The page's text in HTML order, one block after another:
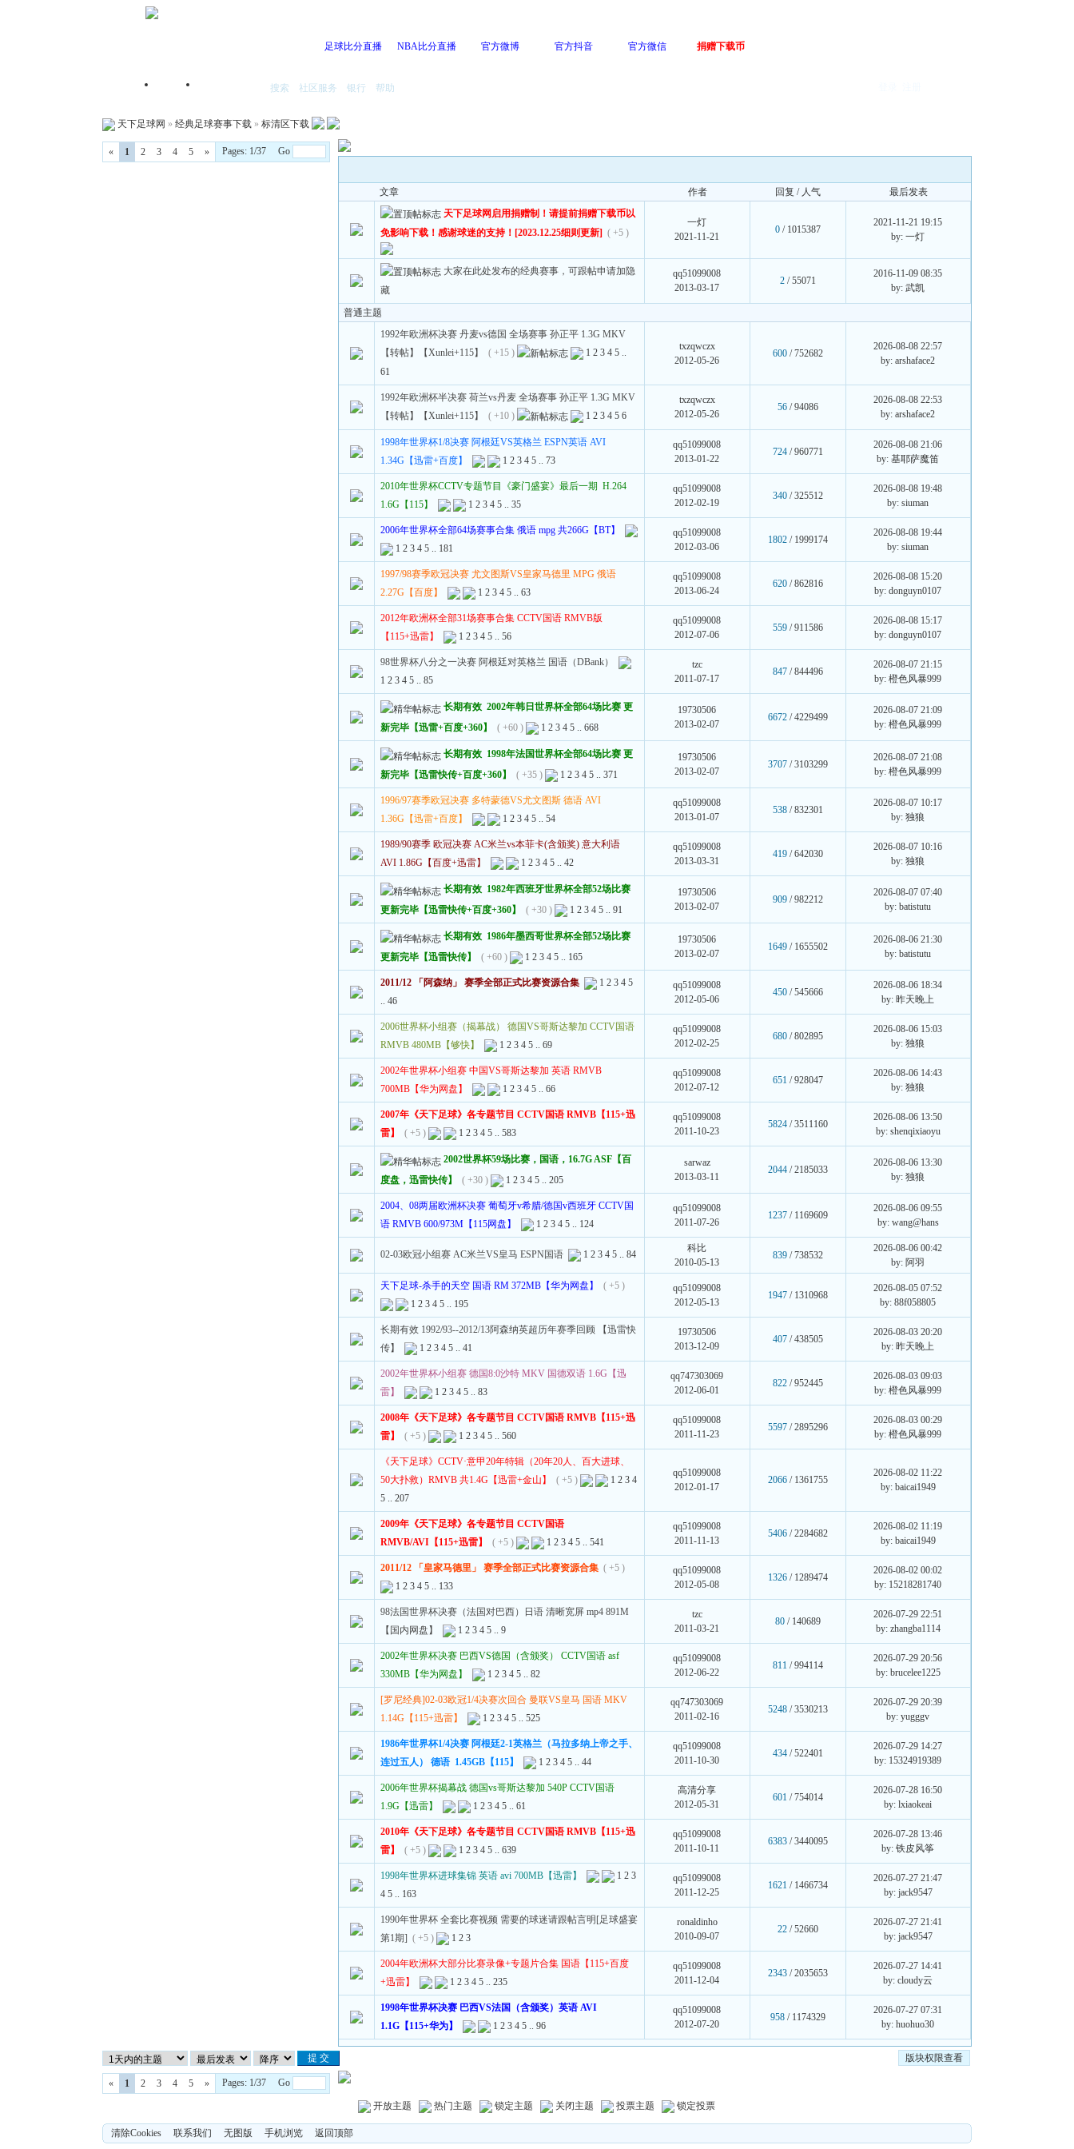
足球比分直播 NBA比分直播 官方微博 官方抖音 官方微信 捐赠下载币
首页 搜索 社区服务 银行 帮助
天下足球网 » 经典足球赛事下载 » 标清区下载
« 1 2 3 4 5 » Pages: 1/37 Go
文章 作者 回复 / 人气
最后发表
天下足球网启用捐赠制！请提前捐赠下载币以
免影响下载！感谢球迷的支持！[2023.12.25细则更新] ( +5 )
一灯
2021-11-21
0/ 1015387
2021-11-21 19:15
by: 一灯
大家在此处发布的经典赛事，可跟帖申请加隐
藏
qq51099008
2013-03-17
2/ 55071
2016-11-09 08:35
by: 武凯
普通主题
1992年欧洲杯决赛 丹麦vs德国 全场赛事 孙正平 1.3G MKV
【转帖】【Xunlei+115】
( +15 ) 1 2 3 4 5..
61
txzqwczx
2012-05-26
600/ 752682
2026-08-08 22:57
by: arshaface2
1992年欧洲杯半决赛 荷兰vs丹麦 全场赛事 孙正平 1.3G MKV
【转帖】【Xunlei+115】
( +10 ) 1 2 3 4 5 6
txzqwczx
2012-05-26
56/ 94086
2026-08-08 22:53
by: arshaface2
1998年世界杯1/8决赛 阿根廷VS英格兰 ESPN英语 AVI
1.34G【迅雷+百度】
1 2 3 4 5.. 73
qq51099008
2013-01-22
724/ 960771
2026-08-08 21:06
by: 基耶萨魔笛
2010年世界杯CCTV专题节目《豪门盛宴》最后一期 H.264
1.6G【115】
1 2 3 4 5.. 35
qq51099008
2012-02-19
340/ 325512
2026-08-08 19:48
by: siuman
2006年世界杯全部64场赛事合集 俄语 mpg 共266G【BT】
1 2 3 4 5.. 181
qq51099008
2012-03-06
1802/ 1999174
2026-08-08 19:44
by: siuman
1997/98赛季欧冠决赛 尤文图斯VS皇家马德里 MPG 俄语
2.27G【百度】
1 2 3 4 5.. 63
qq51099008
2013-06-24
620/ 862816
2026-08-08 15:20
by: donguyn0107
2012年欧洲杯全部31场赛事合集 CCTV国语 RMVB版
【115+迅雷】
1 2 3 4 5.. 56
qq51099008
2012-07-06
559/ 911586
2026-08-08 15:17
by: donguyn0107
98世界杯八分之一决赛 阿根廷对英格兰 国语（DBank）
1 2 3 4 5.. 85
tzc
2011-07-17
847/ 844496
2026-08-07 21:15
by: 橙色风暴999
长期有效 2002年韩日世界杯全部64场比赛 更
新完毕【迅雷+百度+360】
( +60 ) 1 2 3 4 5.. 668
19730506
2013-02-07
6672/ 4229499
2026-08-07 21:09
by: 橙色风暴999
长期有效 1998年法国世界杯全部64场比赛 更
新完毕【迅雷快传+百度+360】
( +35 ) 1 2 3 4 5.. 371
19730506
2013-02-07
3707/ 3103299
2026-08-07 21:08
by: 橙色风暴999
1996/97赛季欧冠决赛 多特蒙德VS尤文图斯 德语 AVI
1.36G【迅雷+百度】
1 2 3 4 5.. 54
qq51099008
2013-01-07
538/ 832301
2026-08-07 10:17
by: 独狼
1989/90赛季 欧冠决赛 AC米兰vs本菲卡(含颁奖) 意大利语
AVI 1.86G【百度+迅雷】
1 2 3 4 5.. 42
qq51099008
2013-03-31
419/ 642030
2026-08-07 10:16
by: 独狼
长期有效 1982年西班牙世界杯全部52场比赛
更新完毕【迅雷快传+百度+360】
( +30 ) 1 2 3 4 5.. 91
19730506
2013-02-07
909/ 982212
2026-08-07 07:40
by: batistutu
长期有效 1986年墨西哥世界杯全部52场比赛
更新完毕【迅雷快传】
( +60 ) 1 2 3 4 5.. 165
19730506
2013-02-07
1649/ 1655502
2026-08-06 21:30
by: batistutu
2011/12 「阿森纳」 赛季全部正式比赛资源合集 1 2 3 4 5
.. 46
qq51099008
2012-05-06
450/ 545666
2026-08-06 18:34
by: 昨天晚上
2006世界杯小组赛（揭幕战） 德国VS哥斯达黎加 CCTV国语
RMVB 480MB【够快】
1 2 3 4 5.. 69
qq51099008
2012-02-25
680/ 802895
2026-08-06 15:03
by: 独狼
2002年世界杯小组赛 中国VS哥斯达黎加 英语 RMVB
700MB【华为网盘】
1 2 3 4 5.. 66
qq51099008
2012-07-12
651 / 928047
2026-08-06 14:43
by: 独狼
2007年《天下足球》各专题节目 CCTV国语 RMVB【115+迅
雷】
( +5 ) 1 2 3 4 5.. 583
qq51099008
2011-10-23
5824/ 3511160
2026-08-06 13:50
by: shenqixiaoyu
2002世界杯59场比赛，国语，16.7G ASF【百
度盘，迅雷快传】
( +30 ) 1 2 3 4 5.. 205
sarwaz
2013-03-11
2044/ 2185033
2026-08-06 13:30
by: 独狼
2004、08两届欧洲杯决赛 葡萄牙v希腊/德国v西班牙 CCTV国
语 RMVB 600/973M【115网盘】
1 2 3 4 5.. 124
qq51099008
2011-07-26
1237/ 1169609
2026-08-06 09:55
by: wang@hans
02-03欧冠小组赛 AC米兰VS皇马 ESPN国语 1 2 3 4 5.. 84
科比
2010-05-13
839/ 738532
2026-08-06 00:42
by: 阿羽
天下足球-杀手的天空 国语 RM 372MB【华为网盘】
( +5 )
1 2 3 4 5.. 195
qq51099008
2012-05-13
1947/ 1310968
2026-08-05 07:52
by: 88f058805
长期有效 1992/93--2012/13阿森纳英超历年赛季回顾 【迅雷快
传】
1 2 3 4 5.. 41
19730506
2013-12-09
407/ 438505
2026-08-03 20:20
by: 昨天晚上
2002年世界杯小组赛 德国8:0沙特 MKV 国德双语 1.6G【迅
雷】
1 2 3 4 5.. 83
qq747303069
2012-06-01
822/ 952445
2026-08-03 09:03
by: 橙色风暴999
2008年《天下足球》各专题节目 CCTV国语 RMVB【115+迅
雷】
( +5 ) 1 2 3 4 5.. 560
qq51099008
2011-11-23
5597/ 2895296
2026-08-03 00:29
by: 橙色风暴999
《天下足球》CCTV·意甲20年特辑（20年20人、百大进球、
50大扑救）RMVB 共1.4G【迅雷+金山】
( +5 ) 1 2 3 4
5.. 207
qq51099008
2012-01-17
2066/ 1361755
2026-08-02 11:22
by: baicai1949
2009年《天下足球》各专题节目 CCTV国语
RMVB/AVI【115+迅雷】
( +5 ) 1 2 3 4 5.. 541
qq51099008
2011-11-13
5406/ 2284682
2026-08-02 11:19
by: baicai1949
2011/12 「皇家马德里」 赛季全部正式比赛资源合集 ( +5 )
1 2 3 4 5.. 133
qq51099008
2012-05-08
1326/ 1289474
2026-08-02 00:02
by: 15218281740
98法国世界杯决赛（法国对巴西）日语 清晰宽屏 mp4 891M
【国内网盘】
1 2 3 4 5.. 9
tzc
2011-03-21
80/ 140689
2026-07-29 22:51
by: zhangba1114
2002年世界杯决赛 巴西VS德国（含颁奖） CCTV国语 asf
330MB【华为网盘】
1 2 3 4 5.. 82
qq51099008
2012-06-22
811 / 994114
2026-07-29 20:56
by: brucelee1225
[罗尼经典]02-03欧冠1/4决赛次回合 曼联VS皇马 国语 MKV
1.14G【115+迅雷】
1 2 3 4 5.. 525
qq747303069
2011-02-16
5248/ 3530213
2026-07-29 20:39
by: yugggv
1986年世界杯1/4决赛 阿根廷2-1英格兰（马拉多纳上帝之手、
连过五人） 德语 1.45GB【115】
1 2 3 4 5.. 44
qq51099008
2011-10-30
434/ 522401
2026-07-29 14:27
by: 15324919389
2006年世界杯揭幕战 德国vs哥斯达黎加 540P CCTV国语
1.9G【迅雷】
1 2 3 4 5.. 61
高清分享
2012-05-31
601 / 754014
2026-07-28 16:50
by: lxiaokeai
2010年《天下足球》各专题节目 CCTV国语 RMVB【115+迅
雷】
( +5 ) 1 2 3 4 5.. 639
qq51099008
2011-10-11
6383/ 3440095
2026-07-28 13:46
by: 铁皮风筝
1998年世界杯进球集锦 英语 avi 700MB【迅雷】 1 2 3
4 5.. 163
qq51099008
2011-12-25
1621 / 1466734
2026-07-27 21:47
by: jack9547
1990年世界杯 全套比赛视频 需要的球迷请跟帖言明[足球盛宴
第1期] ( +5 ) 1 2 3
ronaldinho
2010-09-07
22/ 52660
2026-07-27 21:41
by: jack9547
2004年欧洲杯大部分比赛录像+专题片合集 国语【115+百度
+迅雷】
1 2 3 4 5.. 235
qq51099008
2011-12-04
2343/ 2035653
2026-07-27 14:41
by: cloudy云
1998年世界杯决赛 巴西VS法国（含颁奖）英语 AVI
1.1G【115+华为】
1 2 3 4 5.. 96
qq51099008
2012-07-20
958/ 1174329
2026-07-27 07:31
by: huohuo30
版块权限查看
« 1 2 3 4 5 » Pages: 1/37 Go
开放主题 热门主题 锁定主题 关闭主题 投票主题 锁定投票
清除Cookies 联系我们 无图版 手机浏览 返回顶部